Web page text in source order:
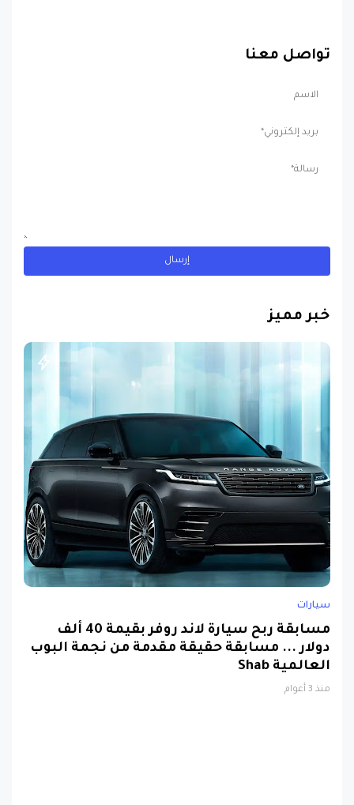
تواصل معنا
خبر مميز
سيارات
مسابقة ربح سيارة لاند روفر بقيمة 40 ألف
دولار ... مسابقة حقيقة مقدمة من نجمة البوب
العالمية Shab
منذ 3 أعوام